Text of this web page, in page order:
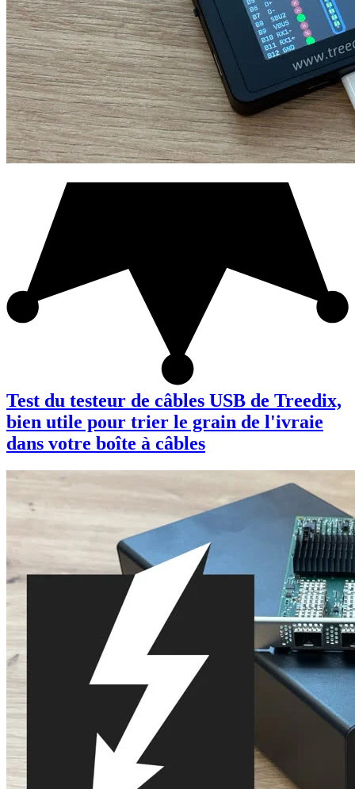
Test du testeur de câbles USB de Treedix,
bien utile pour trier le grain de l'ivraie
dans votre boîte à câbles